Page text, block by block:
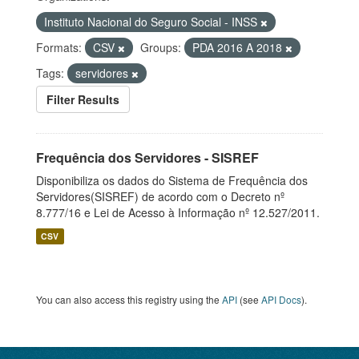
Instituto Nacional do Seguro Social - INSS
Formats:
CSV Groups:
PDA 2016 A 2018
Tags:
servidores
Filter Results
Frequência dos Servidores - SISREF
Disponibiliza os dados do Sistema de Frequência dos
Servidores(SISREF) de acordo com o Decreto nº
8.777/16 e Lei de Acesso à Informação nº 12.527/2011.
CSV
You can also access this registry using the API (see API Docs).